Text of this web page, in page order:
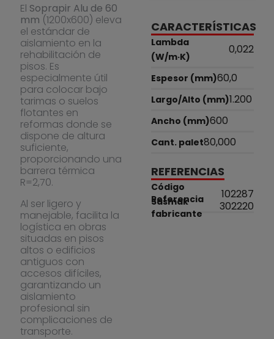
El Soprapir Alu de 60
mm (1200x600) eleva
el estándar de
aislamiento en la
rehabilitación de
pisos. Es
especialmente útil
para colocar bajo
tarimas o suelos
flotantes en
reformas donde se
dispone de altura
suficiente,
proporcionando una
barrera térmica
R=2,70.
Al ser ligero y
manejable, facilita la
logística en obras
situadas en pisos
altos o edificios
antiguos con
accesos difíciles,
garantizando un
aislamiento
profesional sin
complicaciones de
transporte.
CARACTERÍSTICAS
Lambda
(W/m·K)
0,022
Espesor (mm)60,0
Largo/Alto (mm)1.200
Ancho (mm)600
Cant. palet80,000
REFERENCIAS
Código
Sasmak
102287
Referencia
fabricante
302220